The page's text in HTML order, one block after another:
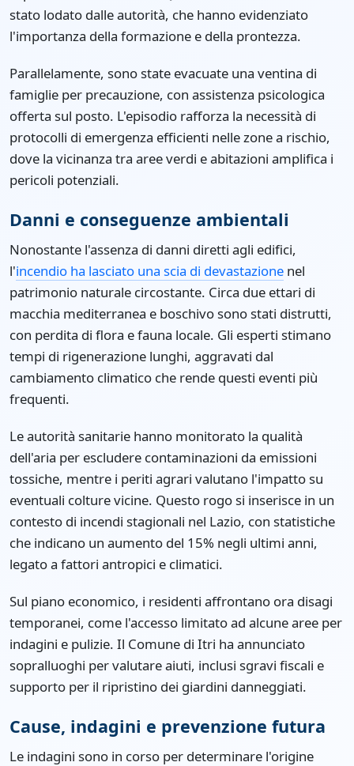
stato lodato dalle autorità, che hanno evidenziato
l'importanza della formazione e della prontezza.
Parallelamente, sono state evacuate una ventina di
famiglie per precauzione, con assistenza psicologica
offerta sul posto. L'episodio rafforza la necessità di
protocolli di emergenza efficienti nelle zone a rischio,
dove la vicinanza tra aree verdi e abitazioni amplifica i
pericoli potenziali.
Danni e conseguenze ambientali
Nonostante l'assenza di danni diretti agli edifici,
l'incendio ha lasciato una scia di devastazione nel
patrimonio naturale circostante. Circa due ettari di
macchia mediterranea e boschivo sono stati distrutti,
con perdita di flora e fauna locale. Gli esperti stimano
tempi di rigenerazione lunghi, aggravati dal
cambiamento climatico che rende questi eventi più
frequenti.
Le autorità sanitarie hanno monitorato la qualità
dell'aria per escludere contaminazioni da emissioni
tossiche, mentre i periti agrari valutano l'impatto su
eventuali colture vicine. Questo rogo si inserisce in un
contesto di incendi stagionali nel Lazio, con statistiche
che indicano un aumento del 15% negli ultimi anni,
legato a fattori antropici e climatici.
Sul piano economico, i residenti affrontano ora disagi
temporanei, come l'accesso limitato ad alcune aree per
indagini e pulizie. Il Comune di Itri ha annunciato
sopralluoghi per valutare aiuti, inclusi sgravi fiscali e
supporto per il ripristino dei giardini danneggiati.
Cause, indagini e prevenzione futura
Le indagini sono in corso per determinare l'origine